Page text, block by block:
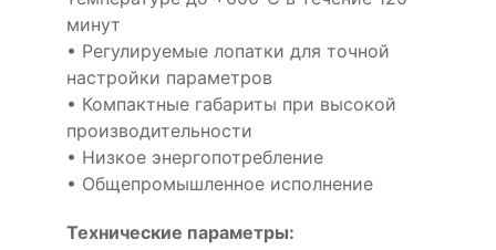
минут
• Регулируемые лопатки для точной
настройки параметров
• Компактные габариты при высокой
производительности
• Низкое энергопотребление
• Общепромышленное исполнение
Технические параметры: